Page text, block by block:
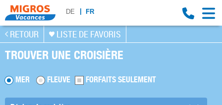
DE FR
RETOUR LISTE DE FAVORIS
TROUVER UNE CROISIÈRE
MER FLEUVE FORFAITS SEULEMENT